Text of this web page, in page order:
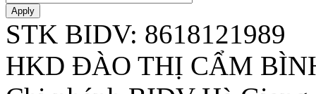
STK BIDV: 8618121989
HKD ĐÀO THỊ CẨM